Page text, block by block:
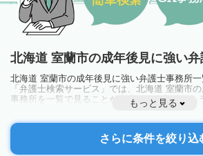
北海道 室蘭市の成年後見に強い
北海道 室蘭市の成年後見に強い弁護士事務所
「弁護士検索サービス」では、北海道 室蘭市
事務所を一覧で見ることが出来ます。相続のト
いる方は一度近隣の弁護士に相談してみましょ
もっと見る
さらに条件を絞り込